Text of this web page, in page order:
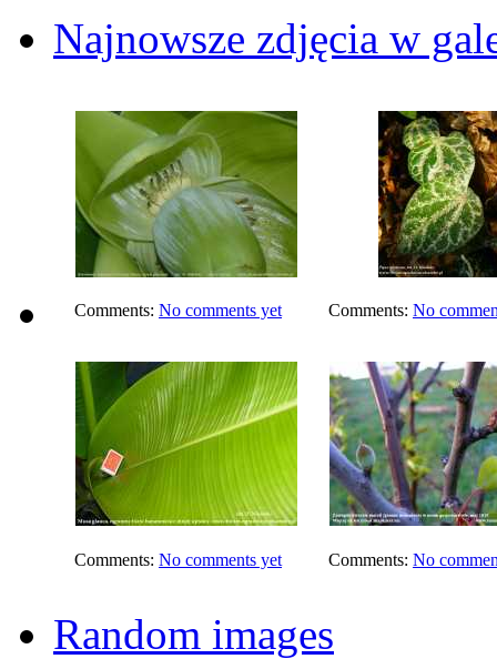
Najnowsze zdjęcia w
Comments: No comments yet Comments: No
Comments: No comments yet Comments: No
Random images